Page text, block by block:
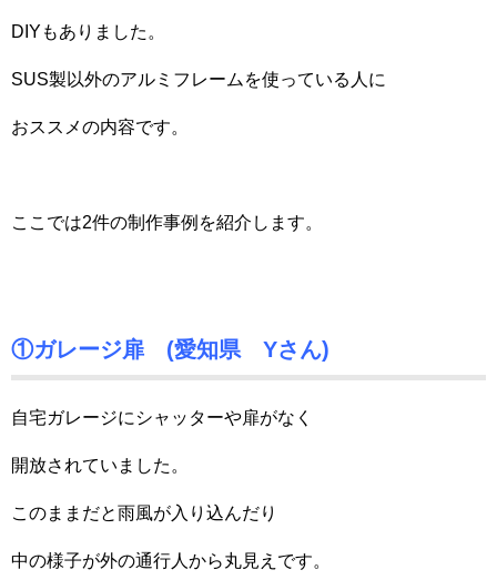
DIYもありました。
SUS製以外のアルミフレームを使っている人に
おススメの内容です。
ここでは2件の制作事例を紹介します。
①ガレージ扉 (愛知県 Yさん)
自宅ガレージにシャッターや扉がなく
開放されていました。
このままだと雨風が入り込んだり
中の様子が外の通行人から丸見えです。